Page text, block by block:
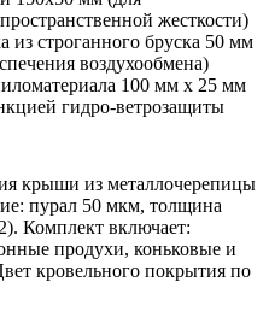
жесткости)
из строганного бруска 50 мм
воздухообмена)
100 мм x 25 мм
гидро-ветрозащиты
крыши из металлочерепицы
пурал 50 мкм, толщина
Комплект включает:
продухи, коньковые и
кровельного покрытия по